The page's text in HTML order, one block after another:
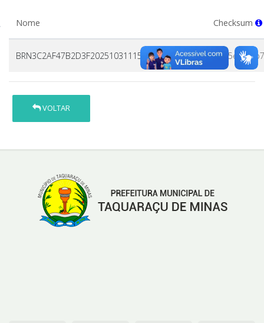
Nome Checksum
BRN3C2AF47B2D3F20251031115417811725.pdf
VOLTAR